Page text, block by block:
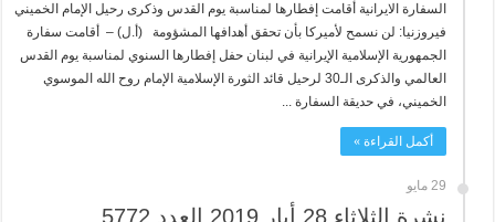
السفارة الايرانية أقامت إفطارها لمناسبة يوم القدس وذكرى رحيل الإمام الخميني
فيروزنيا: لن نسمح لأميركا بأن تحقق أهدافها المشؤومة (أ.ل) – أقامت سفارة
الجمهورية الإسلامية الإيرانية في لبنان حفل إفطارها السنوي لمناسبة يوم القدس
العالمي والذكرى الـ30 لرحيل قائد الثورة الإسلامية الإمام روح الله الموسوي
الخميني، في حديقة السفارة ...
أكمل القراءة »
29 مايو
نشرة الثلاثاء 28 أيار 2019 العدد 5772